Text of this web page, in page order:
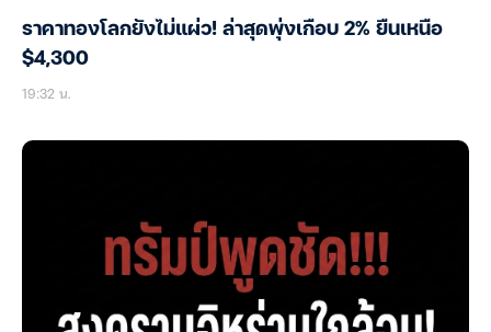
ราคาทองโลกยังไม่แผ่ว! ล่าสุดพุ่งเกือบ 2% ยืนเหนือ
$4,300
19:32 น.